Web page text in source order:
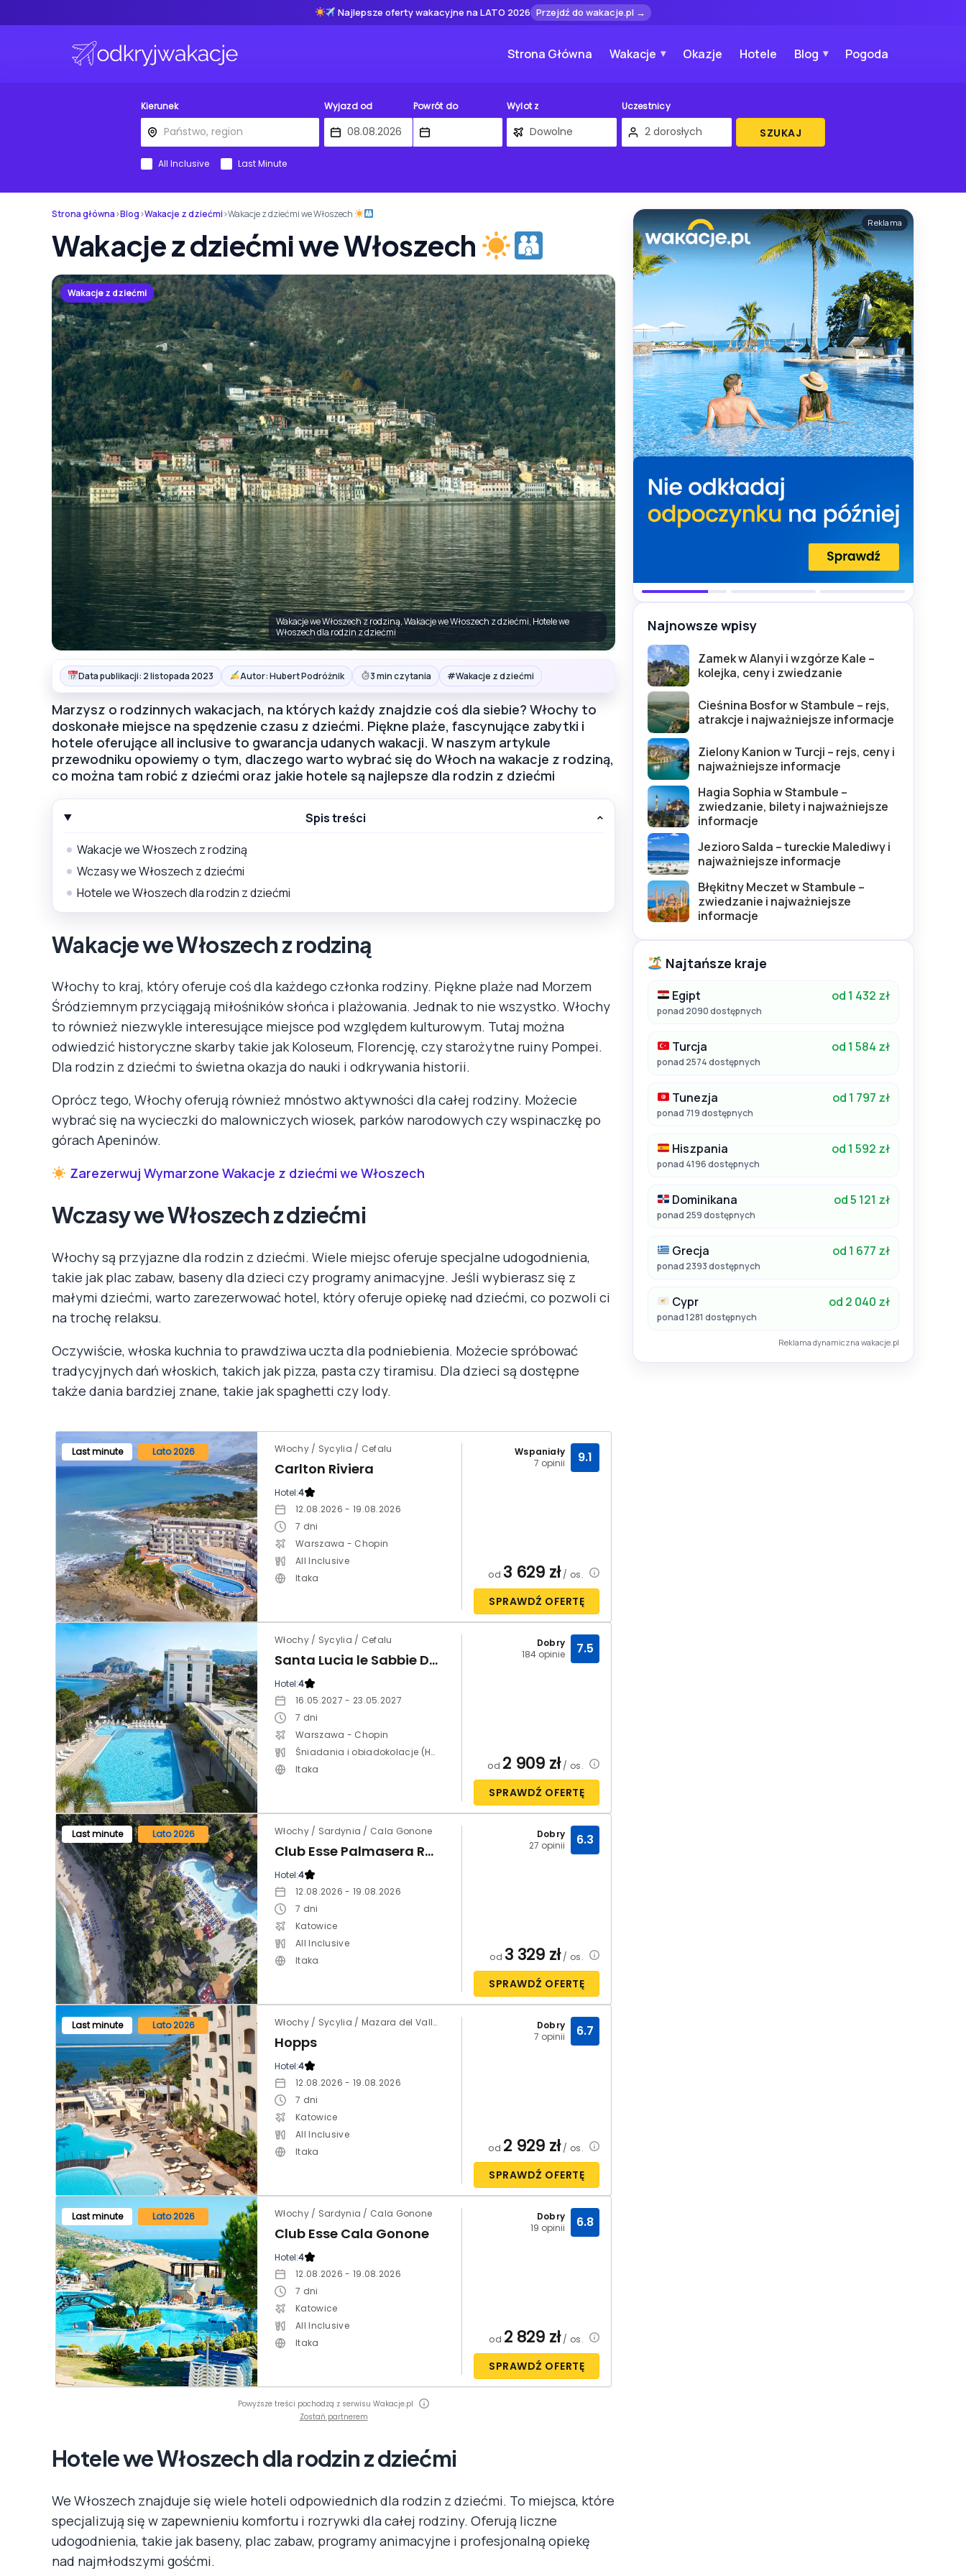
Najlepsze oferty wakacyjne na LATO 2026 Przejdź do wakacje.pl →
Strona Główna Wakacje Okazje Hotele Blog Pogoda
Kierunek Wyjazd od Powrót do Wylot z Uczestnicy
SZUKAJ
All Inclusive Last Minute
Strona główna›Blog›Wakacje z dziećmi›Wakacje z dziećmi we Włoszech
Wakacje z dziećmi we Włoszech
Wakacje z dziećmi
Wakacje we Włoszech z rodziną, Wakacje we Włoszech z dziećmi, Hotele we
Włoszech dla rodzin z dziećmi
Data publikacji: 2 listopada 2023 Autor: Hubert Podróżnik 3 min czytania #Wakacje z dziećmi
Marzysz o rodzinnych wakacjach, na których każdy znajdzie coś dla siebie? Włochy to
doskonałe miejsce na spędzenie czasu z dziećmi. Piękne plaże, fascynujące zabytki i
hotele oferujące all inclusive to gwarancja udanych wakacji. W naszym artykule
przewodniku opowiemy o tym, dlaczego warto wybrać się do Włoch na wakacje z rodziną,
co można tam robić z dziećmi oraz jakie hotele są najlepsze dla rodzin z dziećmi
Spis treści
Wakacje we Włoszech z rodziną
Wczasy we Włoszech z dziećmi
Hotele we Włoszech dla rodzin z dziećmi
Wakacje we Włoszech z rodziną
Włochy to kraj, który oferuje coś dla każdego członka rodziny. Piękne plaże nad Morzem
Śródziemnym przyciągają miłośników słońca i plażowania. Jednak to nie wszystko. Włochy
to również niezwykle interesujące miejsce pod względem kulturowym. Tutaj można
odwiedzić historyczne skarby takie jak Koloseum, Florencję, czy starożytne ruiny Pompei.
Dla rodzin z dziećmi to świetna okazja do nauki i odkrywania historii.
Oprócz tego, Włochy oferują również mnóstwo aktywności dla całej rodziny. Możecie
wybrać się na wycieczki do malowniczych wiosek, parków narodowych czy wspinaczkę po
górach Apeninów.
Zarezerwuj Wymarzone Wakacje z dziećmi we Włoszech
Wczasy we Włoszech z dziećmi
Włochy są przyjazne dla rodzin z dziećmi. Wiele miejsc oferuje specjalne udogodnienia,
takie jak plac zabaw, baseny dla dzieci czy programy animacyjne. Jeśli wybierasz się z
małymi dziećmi, warto zarezerwować hotel, który oferuje opiekę nad dziećmi, co pozwoli ci
na trochę relaksu.
Oczywiście, włoska kuchnia to prawdziwa uczta dla podniebienia. Możecie spróbować
tradycyjnych dań włoskich, takich jak pizza, pasta czy tiramisu. Dla dzieci są dostępne
także dania bardziej znane, takie jak spaghetti czy lody.
Last minute Lato 2026 Włochy / Sycylia / Cefalu
Carlton Riviera
Hotel:4
12.08.2026 - 19.08.2026
7 dni
Warszawa - Chopin
All Inclusive
Itaka
Wspaniały
7 opinii
9.1
od 3 629 zł/ os.
SPRAWDŹ OFERTĘ
Włochy / Sycylia / Cefalu
Santa Lucia le Sabbie D'oro
Hotel:4
16.05.2027 - 23.05.2027
7 dni
Warszawa - Chopin
Śniadania i obiadokolacje (HB)
Itaka
Dobry
184 opinie
7.5
od 2 909 zł/ os.
SPRAWDŹ OFERTĘ
Last minute Lato 2026 Włochy / Sardynia / Cala Gonone
Club Esse Palmasera Resort (ex Palmasera Village Resort)
Hotel:4
12.08.2026 - 19.08.2026
7 dni
Katowice
All Inclusive
Itaka
Dobry
27 opinii
6.3
od 3 329 zł/ os.
SPRAWDŹ OFERTĘ
Last minute Lato 2026 Włochy / Sycylia / Mazara del Vallo
Hopps
Hotel:4
12.08.2026 - 19.08.2026
7 dni
Katowice
All Inclusive
Itaka
Dobry
7 opinii
6.7
od 2 929 zł/ os.
SPRAWDŹ OFERTĘ
Last minute Lato 2026 Włochy / Sardynia / Cala Gonone
Club Esse Cala Gonone
Hotel:4
12.08.2026 - 19.08.2026
7 dni
Katowice
All Inclusive
Itaka
Dobry
19 opinii
6.8
od 2 829 zł/ os.
SPRAWDŹ OFERTĘ
Powyższe treści pochodzą z serwisu Wakacje.pl
Zostań partnerem
Hotele we Włoszech dla rodzin z dziećmi
We Włoszech znajduje się wiele hoteli odpowiednich dla rodzin z dziećmi. To miejsca, które
specjalizują się w zapewnieniu komfortu i rozrywki dla całej rodziny. Oferują liczne
udogodnienia, takie jak baseny, plac zabaw, programy animacyjne i profesjonalną opiekę
nad najmłodszymi gośćmi.
Reklama
Najnowsze wpisy
Zamek w Alanyi i wzgórze Kale –
kolejka, ceny i zwiedzanie
Cieśnina Bosfor w Stambule – rejs,
atrakcje i najważniejsze informacje
Zielony Kanion w Turcji – rejs, ceny i
najważniejsze informacje
Hagia Sophia w Stambule –
zwiedzanie, bilety i najważniejsze
informacje
Jezioro Salda – tureckie Malediwy i
najważniejsze informacje
Błękitny Meczet w Stambule –
zwiedzanie i najważniejsze
informacje
Najtańsze kraje
Egipt od 1 432 zł
ponad 2090 dostępnych
Turcja od 1 584 zł
ponad 2574 dostępnych
Tunezja od 1 797 zł
ponad 719 dostępnych
Hiszpania od 1 592 zł
ponad 4196 dostępnych
Dominikana od 5 121 zł
ponad 259 dostępnych
Grecja od 1 677 zł
ponad 2393 dostępnych
Cypr od 2 040 zł
ponad 1281 dostępnych
Reklama dynamiczna wakacje.pl